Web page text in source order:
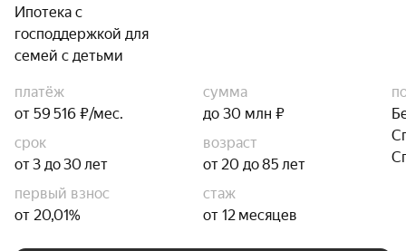
Ипотека с
господдержкой для
семей с детьми
платёж
от 59 516 ₽/мес.
сумма
до 30 млн ₽
срок
от 3 до 30 лет
возраст
от 20 до 85 лет
первый взнос
от 20,01%
стаж
от 12 месяцев